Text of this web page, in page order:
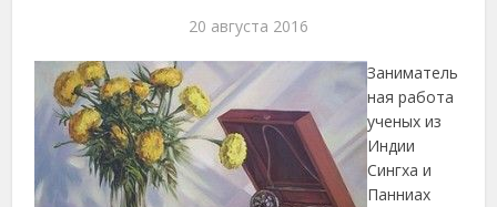
20 августа 2016
Заниматель
ная работа
ученых из
Индии
Сингха и
Панниах